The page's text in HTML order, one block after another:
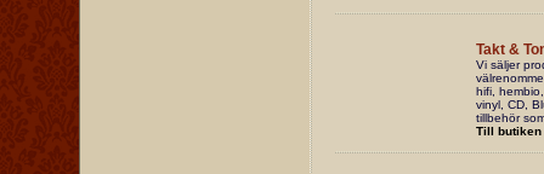
Takt &
Vi säljer
hifi,
vinyl, CD,
tillbehör
Till butiken